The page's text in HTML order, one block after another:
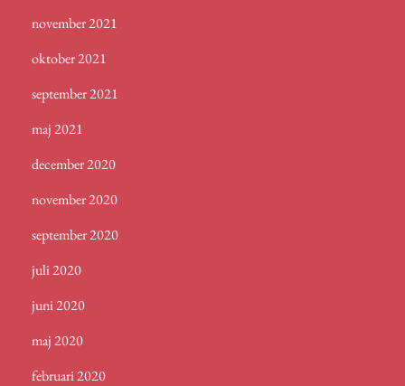
november 2021
oktober 2021
september 2021
maj 2021
december 2020
november 2020
september 2020
juli 2020
juni 2020
maj 2020
februari 2020